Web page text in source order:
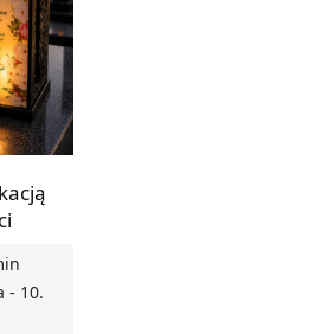
- 10.